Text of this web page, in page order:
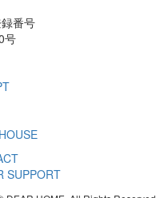
番号
号
SUPPORT